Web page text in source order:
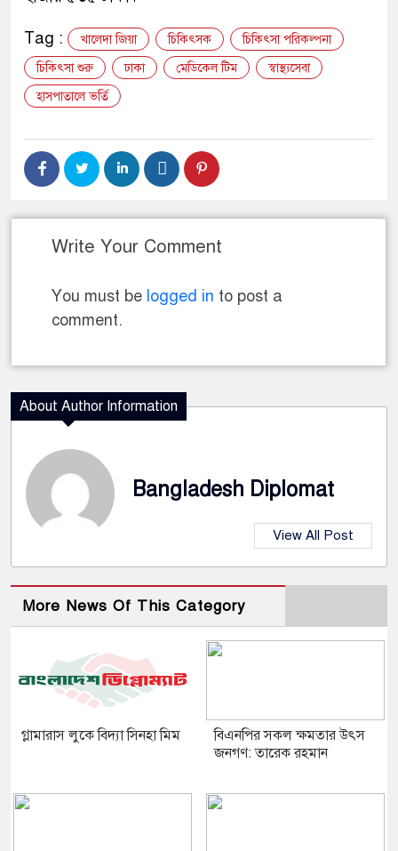
Tag : খালেদা জিয়া চিকিৎসক
চিকিৎসা পরিকল্পনা
চিকিৎসা শুরু
ঢাকা মেডিকেল টিম
স্বাস্থ্যসেবা
হাসপাতালে ভর্তি
Write Your Comment
You must be logged in to post a
comment.
About Author Information
Bangladesh Diplomat
View All Post
More News Of This Category
গ্লামারাস লুকে বিদ্যা সিনহা মিম
বিএনপির সকল ক্ষমতার উৎস
জনগণ: তারেক রহমান